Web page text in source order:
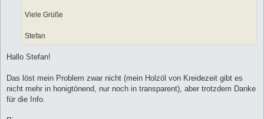
Viele Grüße
Stefan
Hallo Stefan!
Das löst mein Problem zwar nicht (mein Holzöl von Kreidezeit gibt es
nicht mehr in honigtönend, nur noch in transparent), aber trotzdem Danke
für die Info.